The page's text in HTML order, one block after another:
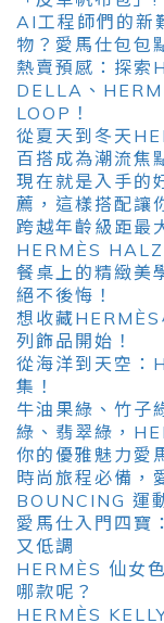
AI工程師們的新
物？愛馬仕包包
熱賣預感：探索
DELLA、
LOOP！
從夏天到冬天
百搭成為潮流焦
現在就是入手的
薦，這樣搭配讓
跨越年齡級距最
HERMÈS
餐桌上的精緻美
絕不後悔！
想收藏
列飾品開始！
從海洋到天空：
集！
牛油果綠、竹子
綠、翡翠綠，
你的優雅魅力愛
時尚旅程必備，
BOUNCING 運
愛馬仕入門四寶
又低調
HERMÈS 仙女
哪款呢？
HERMÈS